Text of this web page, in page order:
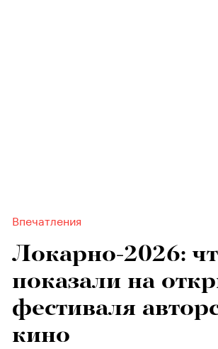
Впечатления
Локарно-2026:
показали на
фестиваля
кино